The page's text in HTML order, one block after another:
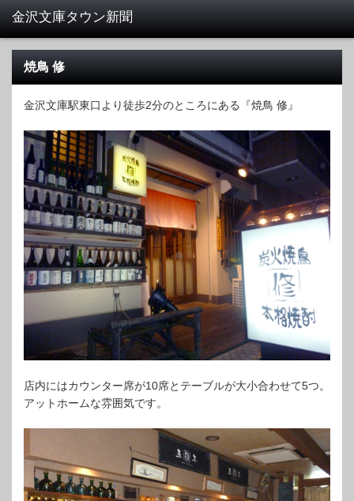
焼鳥 修
金沢文庫駅東口より徒歩2分のところにある『焼鳥 修』
店内にはカウンター席が10席とテーブルが大小合わせて5つ。
アットホームな雰囲気です。